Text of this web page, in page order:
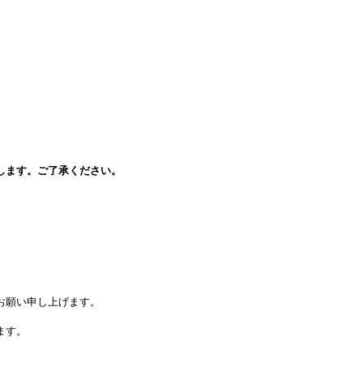
す。ご了承ください。
い申し上げます。
。